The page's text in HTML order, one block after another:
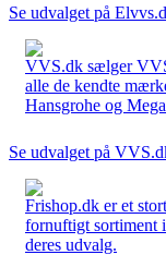
Se udvalget på
VVS.dk sælger
alle de kendte
Hansgrohe og
Se udvalget på
Frishop.dk er et
fornuftigt sortiment
deres udvalg.